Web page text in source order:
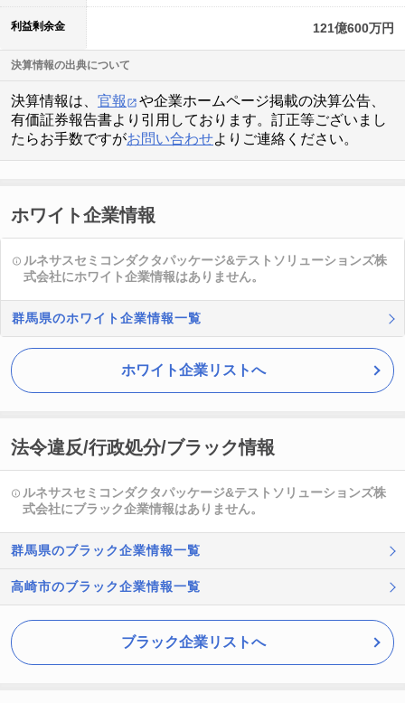
121億600万円
利益剰余金
決算情報の出典について
決算情報は、 官報
や企業ホームページ掲載の決算公告、
有価証券報告書より引用しております。訂正等ございまし
たらお手数ですがお問い合わせよりご連絡ください。
ホワイト企業情報
ルネサスセミコンダクタパッケージ&テストソリューションズ株
式会社にホワイト企業情報はありません。
群馬県のホワイト企業情報一覧
ホワイト企業リストへ
法令違反/行政処分/ブラック情報
ルネサスセミコンダクタパッケージ&テストソリューションズ株
式会社にブラック企業情報はありません。
群馬県のブラック企業情報一覧
高崎市のブラック企業情報一覧
ブラック企業リストへ